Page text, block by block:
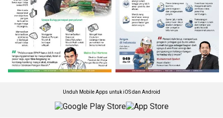
Unduh Mobile Apps untuk iOS dan Android